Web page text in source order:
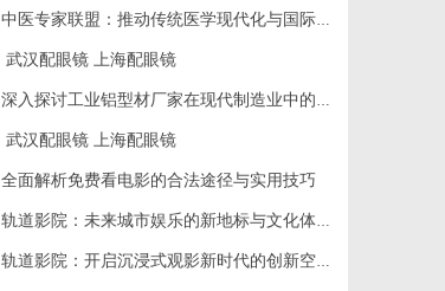
中医专家联盟：推动传统医学现代化与国际化的桥梁
武汉配眼镜 上海配眼镜
深入探讨工业铝型材厂家在现代制造业中的重要角色与发展趋势
武汉配眼镜 上海配眼镜
全面解析免费看电影的合法途径与实用技巧
轨道影院：未来城市娱乐的新地标与文化体验空间
轨道影院：开启沉浸式观影新时代的创新空间体验